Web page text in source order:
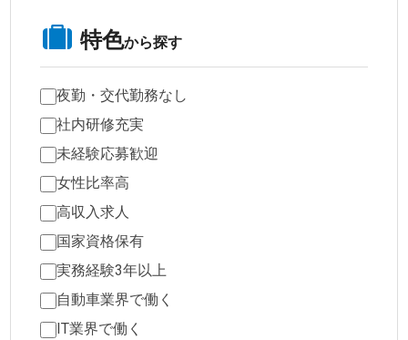
特色から探す
夜勤・交代勤務なし
社内研修充実
未経験応募歓迎
女性比率高
高収入求人
国家資格保有
実務経験3年以上
自動車業界で働く
IT業界で働く